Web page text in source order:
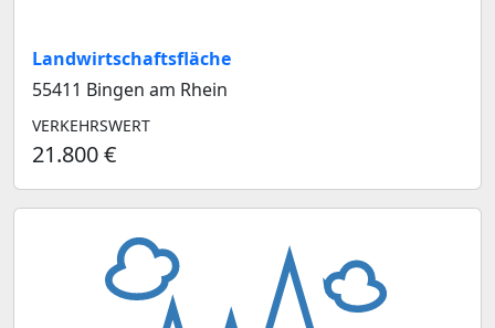
Landwirtschaftsfläche
55411 Bingen am Rhein
VERKEHRSWERT
21.800 €